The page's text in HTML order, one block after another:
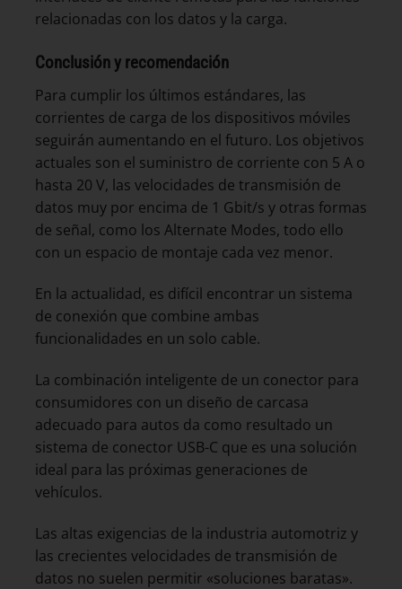
relacionadas con los datos y la carga.
Conclusión y recomendación
Para cumplir los últimos estándares, las
corrientes de carga de los dispositivos móviles
seguirán aumentando en el futuro. Los objetivos
actuales son el suministro de corriente con 5 A o
hasta 20 V, las velocidades de transmisión de
datos muy por encima de 1 Gbit/s y otras formas
de señal, como los Alternate Modes, todo ello
con un espacio de montaje cada vez menor.
En la actualidad, es difícil encontrar un sistema
de conexión que combine ambas
funcionalidades en un solo cable.
La combinación inteligente de un conector para
consumidores con un diseño de carcasa
adecuado para autos da como resultado un
sistema de conector USB-C que es una solución
ideal para las próximas generaciones de
vehículos.
Las altas exigencias de la industria automotriz y
las crecientes velocidades de transmisión de
datos no suelen permitir «soluciones baratas».